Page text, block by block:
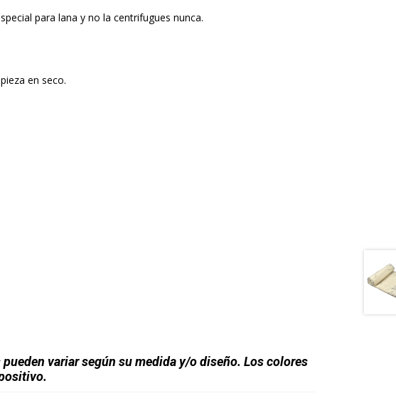
para lana y no la centrifugues nunca.
en seco.
variar según su medida y/o diseño. Los colores